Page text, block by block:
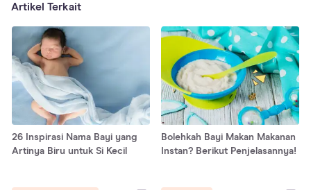
Artikel Terkait
26 Inspirasi Nama Bayi yang
Artinya Biru untuk Si Kecil
Bolehkah Bayi Makan Makanan
Instan? Berikut Penjelasannya!